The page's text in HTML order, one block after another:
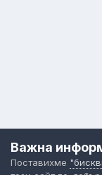
Важна
Поставихме